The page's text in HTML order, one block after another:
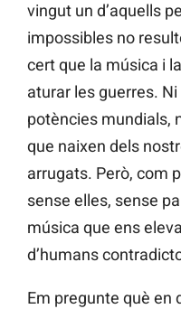
vingut un d’aquells
impossibles no
cert que la música i
aturar les guerres.
potències mundials,
que naixen dels
arrugats. Però, com
sense elles, sense
música que ens
d’humans
Em pregunte què en